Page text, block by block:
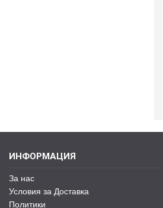
ИНФОРМАЦИЯ
За нас
Условия за Доставка
Политики